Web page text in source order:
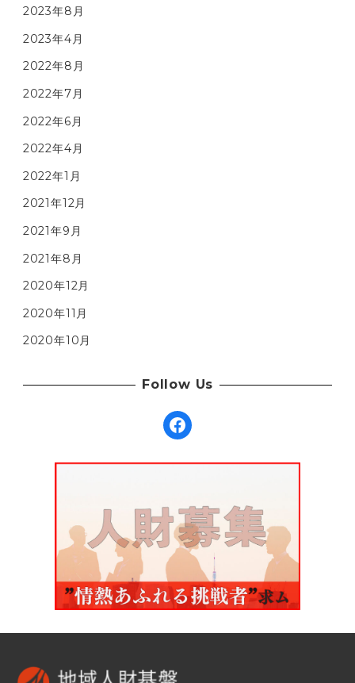
2023年8月
2023年4月
2022年8月
2022年7月
2022年6月
2022年4月
2022年1月
2021年12月
2021年9月
2021年8月
2020年12月
2020年11月
2020年10月
Follow Us
Facebook